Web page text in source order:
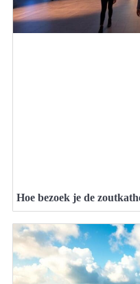
Hoe bezoek je de